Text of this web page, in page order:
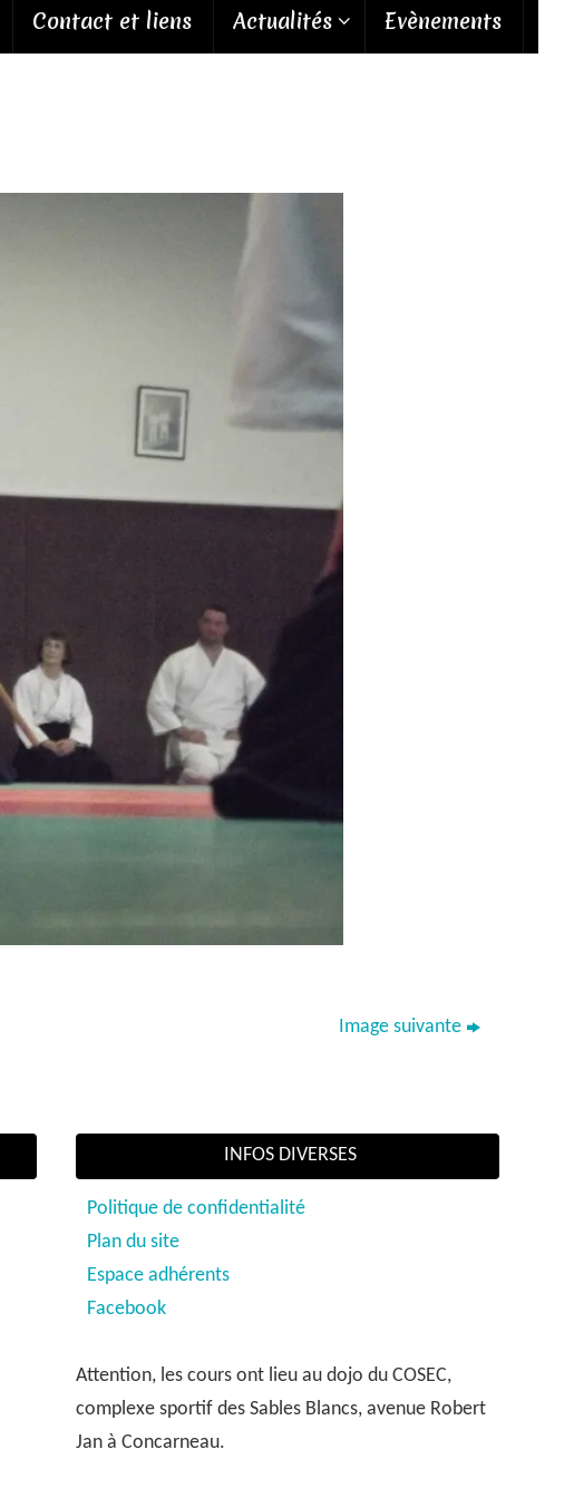
Contact et liens Actualités Evènements
Image suivante
INFOS DIVERSES
Politique de confidentialité
Plan du site
Espace adhérents
Facebook
Attention, les cours ont lieu au dojo du COSEC,
complexe sportif des Sables Blancs, avenue Robert
Jan à Concarneau.